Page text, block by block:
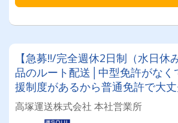
【急募‼/完全週休2日制（水日休
品のルート配送│中型免許がなく
援制度があるから普通免許で大
ず、未経験者・高齢者・ブランク
迎！！
高塚運送株式会社 本社営業所